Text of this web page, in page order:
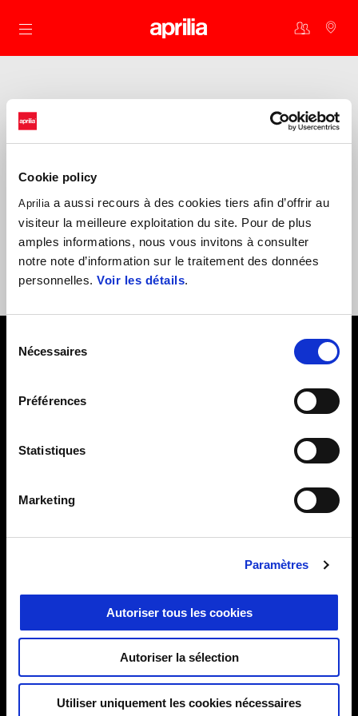
Cookie policy
Aprilia a aussi recours à des cookies tiers afin d’offrir au
visiteur la meilleure exploitation du site. Pour de plus
amples informations, nous vous invitons à consulter
notre note d’information sur le traitement des données
personnelles. Voir les détails.
Nécessaires
Préférences
Statistiques
Marketing
Paramètres
Autoriser tous les cookies
Autoriser la sélection
Utiliser uniquement les cookies nécessaires
Aller au contenu principal
Pourquoi devenir l’un(e) des nôtres ?
d’origine
Invitations à des activités spéciales de la communauté
Nous sommes là pour vous aider au maximum, vous et votre Aprilia:
bearacerclub@aprilia.com
MODÈLES
NOUS CONTACTER
SOCIÉTÉ